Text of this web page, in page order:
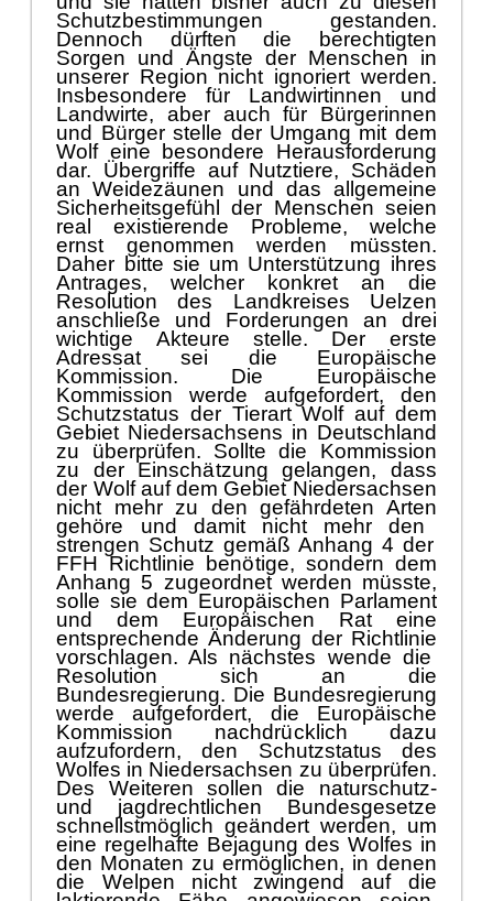
unserer Region nicht ignoriert werden.
Insbesondere für Landwirtinnen und
Landwirte, aberauch fü r Bürgerinnen
und Bürgerstelle der Umgang mit dem
Wolf eine besondere Herausforderung
dar. Übergriffe auf Nutztiere, Schäden
an Weidezäunen und das allgemeine
Sicherheitsgefühl der Menschen seien
real existieren de Probleme, welche
ernst genommen werden müssten.
Daher bitte sie um Unterstützung ihres
Antrages, welcher konkret an die
Resolution des Landkreises Uelzen
anschließe und Forderungen an drei
wichtige Akteure stelle. Der erste
Adressat sei die Europäische
Kommission
. Die Europäische
Kommission werde aufgefordert
den
Schutzstatus der Tierart
Wolf auf dem
GebietNiedersachsens
in Deutschland
zu überprüfen. Sollte die Kommission
zu der Einschätzung gelangen, dass
der Wolf auf demGebiet Niedersachsen
nicht mehr zu den gefährdeten Arten
gehöre und damit nicht mehr den
stre ngen Schutz gemäß Anhang4 der
FFH Richtlinie benö tige, sondern dem
Anhang 5 zugeordnet werdenmüsste
solle sie dem Europäischen Parlament
und dem Europäischen Rat eine
entsprechende Änderungder Richtlinie
vorschlagen.Als nächstes wende die
Resolution sich an die
Bundesregierung. Die Bundesregierung
werde aufgefordert, die Europäische
Kommission nachdrü
cklich dazu
aufzufordern, den Schutzstatus des
Wolfes in Niedersachsen zu überprüfen.
Des Weiteren
sollen die naturschutz-
und jagdrechtlichen Bundesgesetze
schnellstmöglich geändert werden, um
eine regelhafte Bejagung des Wolfes in
den Monaten zu ermö
glichen, in denen
die Welpen nicht zwingend auf die
laktierende Fä he angewiesen seien.
Zudem soll die Entnahme von
Problemwölfen oder Rudeln zum